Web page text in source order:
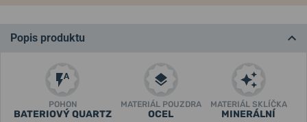
Popis produktu
POHON
BATERIOVÝ QUARTZ
MATERIÁL POUZDRA
OCEL
MATERIÁL SKLÍČKA
MINERÁLNÍ